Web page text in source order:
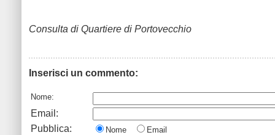
Consulta di Quartiere di Portovecchio
Inserisci un commento:
Nome:
Email:
Pubblica:
Nome Email